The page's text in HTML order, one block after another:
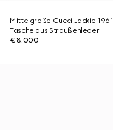
Mittelgroße Gucci Jackie 1961
Tasche aus Straußenleder
€ 8.000